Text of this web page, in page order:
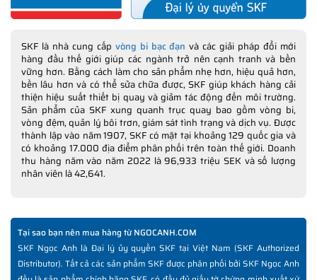
SKF là nhà cung cấp vòng bi bạc đạn và các giải pháp đổi mới
hàng đầu thế giới giúp các ngành trở nên cạnh tranh và bền
vững hơn. Bằng cách làm cho sản phẩm nhẹ hơn, hiệu quả hơn,
bền lâu hơn và có thể sửa chữa được, SKF giúp khách hàng cải
thiện hiệu suất thiết bị quay và giảm tác động đến môi trường.
Sản phẩm của SKF xung quanh trục quay bao gồm vòng bi,
vòng đệm, quản lý bôi trơn, giám sát tình trạng và dịch vụ. Được
thành lập vào năm 1907, SKF có mặt tại khoảng 129 quốc gia và
có khoảng 17.000 địa điểm phân phối trên toàn thế giới. Doanh
thu hàng năm vào năm 2022 là 96,933 triệu SEK và số lượng
nhân viên là 42,641.
Tại sao bạn nên mua hàng từ NGOCANH.COM
SKF Ngọc Anh là Đại lý ủy quyền SKF tại Việt Nam (SKF Authorized
Distributor). Tất cả các sản phẩm SKF được phân phối bởi SKF Ngọc Anh